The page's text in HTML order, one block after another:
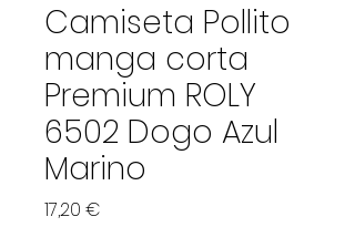
Camiseta Pollito
manga corta
Premium ROLY
6502 Dogo Azul
Marino
17,20 €